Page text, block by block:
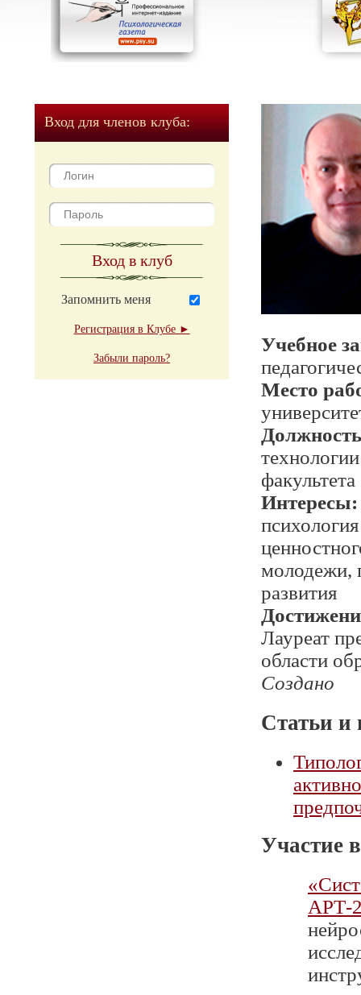
Вход для членов клуба:
Вход в клуб
Запомнить меня
Регистрация в Клубе ►
Забыли пароль?
Учебное
Место
факультета
Интересы:
молодежи,
развития
Лауреат
области
Создано
Статьи и
Участие
АРТ-